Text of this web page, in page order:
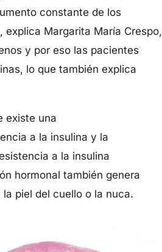
constante de los
Margarita María Crespo,
y por eso las pacientes
lo que también explica
existe una
a la insulina y la
a la insulina
hormonal también genera
piel del cuello o la nuca.